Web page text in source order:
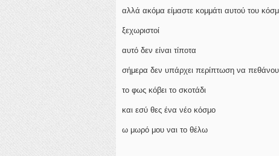
αλλά ακόμα είμαστε κομμάτι αυτού του
ξεχωριστοί
αυτό δεν είναι τίποτα
σήμερα δεν υπάρχει περίπτωση να
το φως κόβει το σκοτάδι
και εσύ θες ένα νέο κόσμο
ω μωρό μου ναι το θέλω